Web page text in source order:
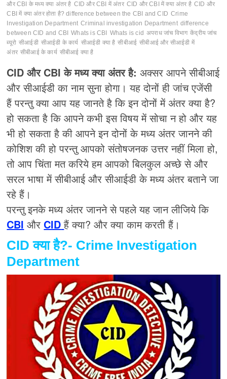
और CBI के मध्य क्या अंतर है CID और CBI में अंतर CID और CBI में क्या अंतर है CID और
CBI में क्या अंतर होता है? difference between the CBI and CID Crime
Investigation Department Criminal investigation Department difference
between CID and CBI Whats is CBI Whats is cid अपराध जांच विभाग केंद्रीय जांच
ब्यूरो सीआईडी सीआईडी के कार्य सीआईडी क्या है सीबीआई सीबीआई और सीआईडी में
अंतर सीबीआई के कार्य सीबीआई क्या है
CID और CBI के मध्य क्या अंतर है:अक्सर आपने सीबीआई
और सीआईडी का नाम सुना होगा। यह दोनों ही जांच एजेंसी
हैं परन्तु क्या आप यह जानते है कि इन दोनों में अंतर क्या है?
हो सकता है कि आपने कभी इस विषय में सोचा न हो और यह
भी हो सकता है की आपने इन दोनों के मध्य अंतर जानने की
कोशिश की हो परन्तु आपको संतोषजनक उत्तर नहीं मिला हो,
तो आप चिंता मत करिये हम आपको बिलकुल अच्छे से और
सरल भाषा में सीबीआई और सीआईडी के मध्य अंतर बताने जा
रहे हैं।
परन्तु इनके मध्य अंतर जानने से पहले यह जान लीजिये कि
CBI और CID हैं क्या? और क्या काम करती हैं।
CID क्या है?- Crime Investigation
Department